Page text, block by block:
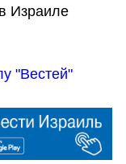
Израиле
"Вестей"